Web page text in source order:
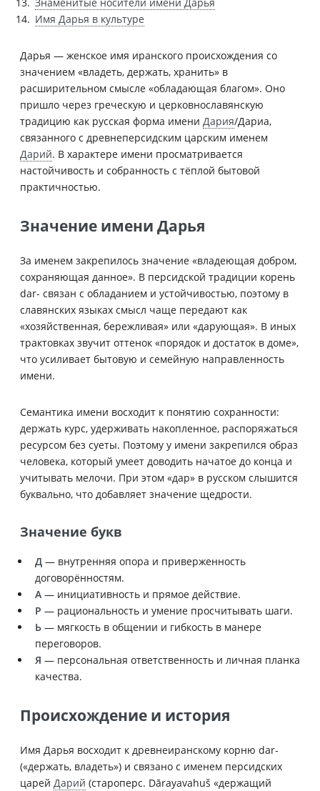
Имя Дарья в культуре
Дарья — женское имя иранского происхождения со
значением «владеть, держать, хранить» в
расширительном смысле «обладающая благом». Оно
пришло через греческую и церковнославянскую
традицию как русская форма имени Дария/Дариа,
связанного с древнеперсидским царским именем
Дарий. В характере имени просматривается
настойчивость и собранность с тёплой бытовой
практичностью.
Значение имени Дарья
За именем закрепилось значение «владеющая добром,
сохраняющая данное». В персидской традиции корень
dar- связан с обладанием и устойчивостью, поэтому в
славянских языках смысл чаще передают как
«хозяйственная, бережливая» или «дарующая». В иных
трактовках звучит оттенок «порядок и достаток в доме»,
что усиливает бытовую и семейную направленность
имени.
Семантика имени восходит к понятию сохранности:
держать курс, удерживать накопленное, распоряжаться
ресурсом без суеты. Поэтому у имени закрепился образ
человека, который умеет доводить начатое до конца и
учитывать мелочи. При этом «дар» в русском слышится
буквально, что добавляет значение щедрости.
Значение букв
Д — внутренняя опора и приверженность
договорённостям.
А — инициативность и прямое действие.
Р — рациональность и умение просчитывать шаги.
Ь — мягкость в общении и гибкость в манере
переговоров.
Я — персональная ответственность и личная планка
качества.
Происхождение и история
Имя Дарья восходит к древнеиранскому корню dar-
(«держать, владеть») и связано с именем персидских
царей Дарий (староперс. Dārayavahuš «держащий